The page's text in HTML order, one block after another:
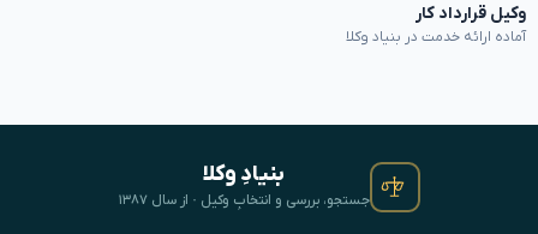
وکیل قرارداد کار
آماده ارائه خدمت در بنیاد وکلا
بنیادِ وکلا
جستجو، بررسی و انتخابِ وکیل · از سال ۱۳۸۷